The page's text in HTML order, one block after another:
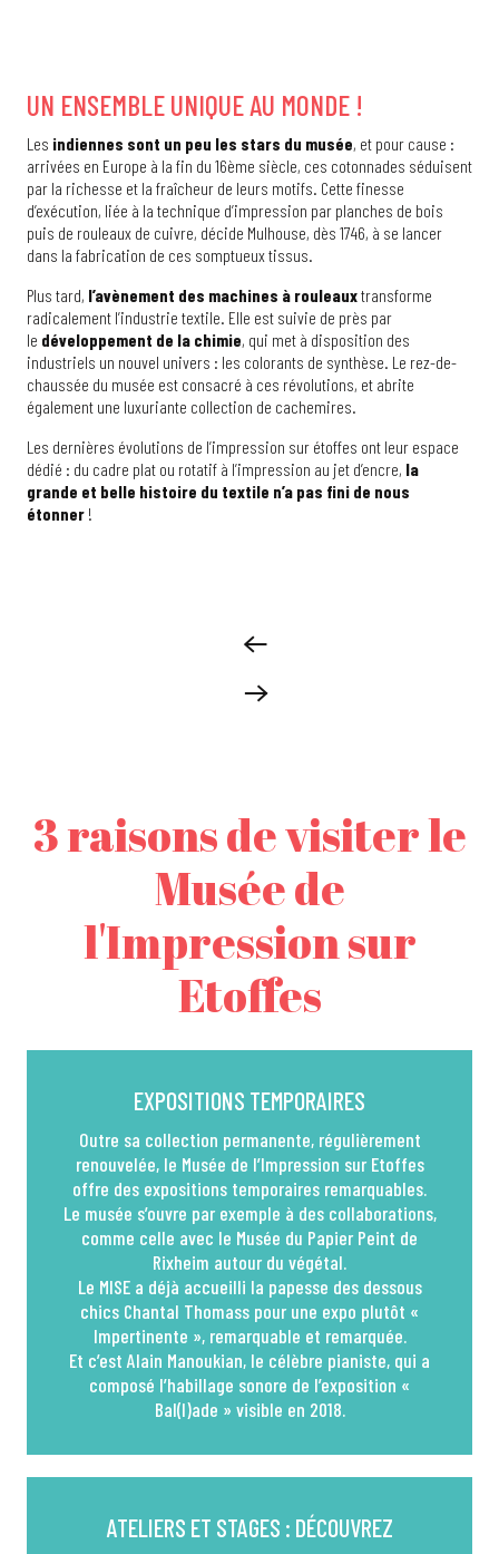
UN ENSEMBLE UNIQUE AU MONDE !
Les indiennes sont un peu les stars du musée, et pour cause :
arrivées en Europe à la fin du 16ème siècle, ces cotonnades séduisent
par la richesse et la fraîcheur de leurs motifs. Cette finesse
d’exécution, liée à la technique d’impression par planches de bois
puis de rouleaux de cuivre, décide Mulhouse, dès 1746, à se lancer
dans la fabrication de ces somptueux tissus.
Plus tard, l’avènement des machines à rouleauxtransforme
radicalement l’industrie textile. Elle est suivie de près par
le développement de la chimie, qui met à disposition des
industriels un nouvel univers : les colorants de synthèse. Le rez-de-
chaussée du musée est consacré à ces révolutions, et abrite
également une luxuriante collection de cachemires.
Les dernières évolutions de l’impression sur étoffes ont leur espace
dédié : du cadre plat ou rotatif à l’impression au jet d’encre, la
grande et belle histoire du textile n’a pas fini de nous
étonner !
3 raisons de visiter le
Musée de
l'Impression sur
Etoffes
EXPOSITIONS TEMPORAIRES
Outre sa collection permanente, régulièrement
renouvelée, le Musée de l’Impression sur Etoffes
offre des expositions temporaires remarquables.
Le musée s’ouvre par exemple à des collaborations,
comme celle avec le Musée du Papier Peint de
Rixheim autour du végétal.
Le MISE a déjà accueilli la papesse des dessous
chics Chantal Thomass pour une expo plutôt «
Impertinente », remarquable et remarquée.
Et c’est Alain Manoukian, le célèbre pianiste, qui a
composé l’habillage sonore de l’exposition «
Bal(l)ade » visible en 2018.
ATELIERS ET STAGES : DÉCOUVREZ